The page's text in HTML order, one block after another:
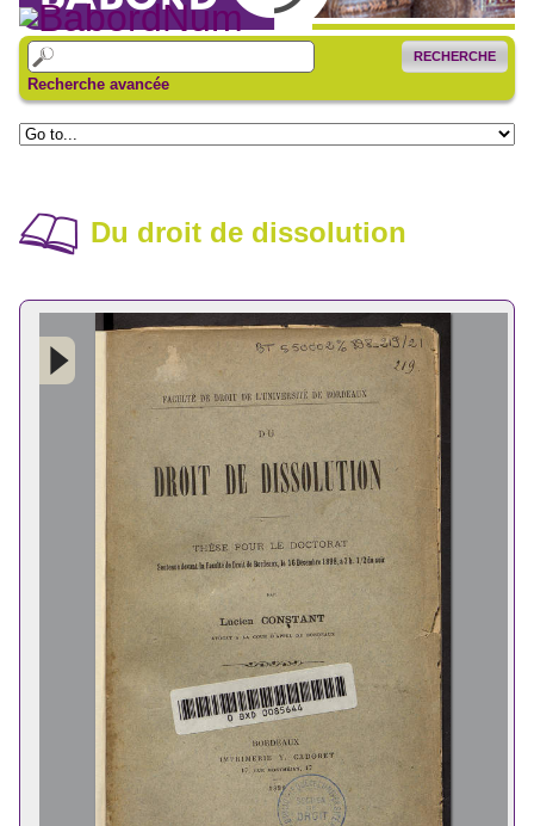
RECHERCHE
Recherche avancée
Du droit de dissolution